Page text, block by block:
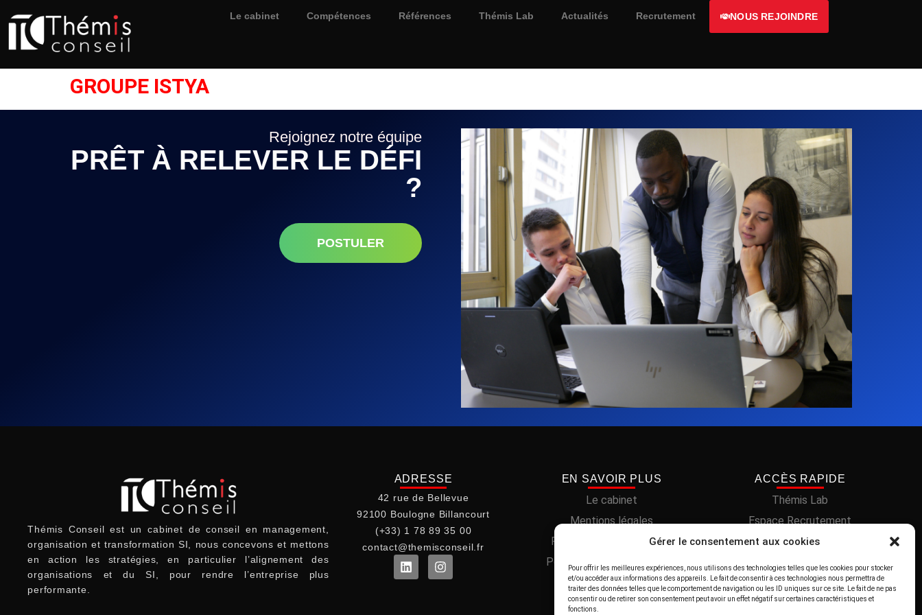
Gérer le consentement aux cookies
Pour offrir les meilleures expériences, nous utilisons des technologies telles que les cookies pour stocker
et/ou accéder aux informations des appareils. Le fait de consentir à ces technologies nous permettra de
traiter des données telles que le comportement de navigation ou les ID uniques sur ce site. Le fait de ne pas
consentir ou de retirer son consentement peut avoir un effet négatif sur certaines caractéristiques et
fonctions.
Le cabinet Compétences Références Thémis Lab Actualités Recrutement NOUS REJOINDRE
GROUPE ISTYA
Rejoignez notre équipe
PRÊT À RELEVER LE DÉFI
?
POSTULER
Thémis Conseil est un cabinet de conseil en management,
organisation et transformation SI, nous concevons et mettons
en action les stratégies, en particulier l’alignement des
organisations et du SI, pour rendre l’entreprise plus
performante.
ADRESSE
42 rue de Bellevue
92100 Boulogne Billancourt
(+33) 1 78 89 35 00
contact@themisconseil.fr
EN SAVOIR PLUS
Le cabinet
Mentions légales
Politique de cookies (UE)
Politique de confidentialité
ACCÈS RAPIDE
Thémis Lab
Espace Recrutement
Nos références Clients
Nos compétences
Nos actualités